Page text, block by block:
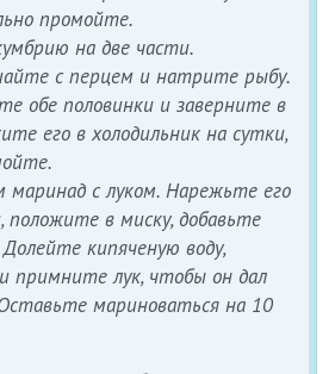
промойте.
на две части.
с перцем и натрите рыбу.
обе половинки и заверните в
его в холодильник на сутки,
маринад с луком. Нарежьте его
положите в миску, добавьте
Долейте кипяченую воду,
примните лук, чтобы он дал
мариноваться на 10